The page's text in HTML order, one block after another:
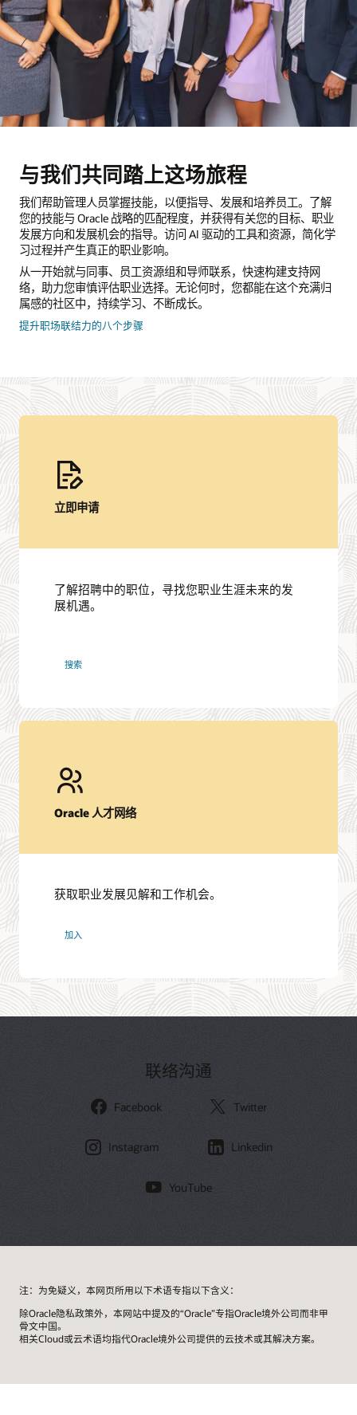
与我们共同踏上这场旅程
我们帮助管理人员掌握技能，以便指导、发展和培养员工。了解
您的技能与 Oracle 战略的匹配程度，并获得有关您的目标、职业
发展方向和发展机会的指导。访问 AI 驱动的工具和资源，简化学
习过程并产生真正的职业影响。
从一开始就与同事、员工资源组和导师联系，快速构建支持网
络，助力您审慎评估职业选择。无论何时，您都能在这个充满归
属感的社区中，持续学习、不断成长。
提升职场联结力的八个步骤
立即申请
了解招聘中的职位，寻找您职业生涯未来的发
展机遇。
搜索
Oracle 人才网络
获取职业发展见解和工作机会。
加入
联络沟通
Facebook Twitter
Instagram Linkedin
YouTube
注：为免疑义，本网页所用以下术语专指以下含义：
除Oracle隐私政策外，本网站中提及的“Oracle”专指Oracle境外公司而非甲
骨文中国。
相关Cloud或云术语均指代Oracle境外公司提供的云技术或其解决方案。